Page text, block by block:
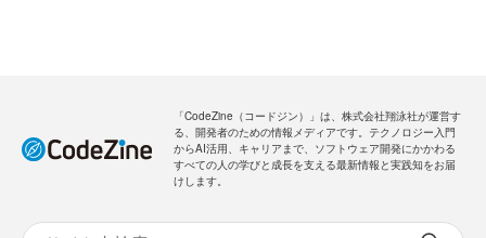
「CodeZine（コードジン）」は、株式会社翔泳社が運営す
る、開発者のための情報メディアです。テクノロジー入門
からAI活用、キャリアまで、ソフトウェア開発にかかわる
すべての人の学びと成長を支える最新情報と実践知をお届
けします。